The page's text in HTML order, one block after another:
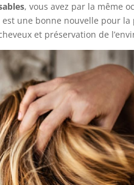
, vous avez par la même
une bonne nouvelle pour la
et préservation de